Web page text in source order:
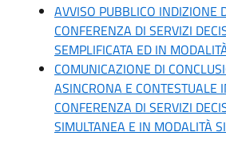
AVVISO PUBBLICO INDIZIONE
CONFERENZA DI SERVIZI
SEMPLIFICATA ED IN
COMUNICAZIONE DI
ASINCRONA E CONTESTUALE
CONFERENZA DI SERVIZI
SIMULTANEA E IN MODALITÀ